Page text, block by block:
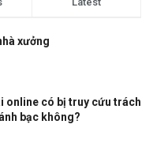
xưởng
online có bị truy cứu trách
bạc không?